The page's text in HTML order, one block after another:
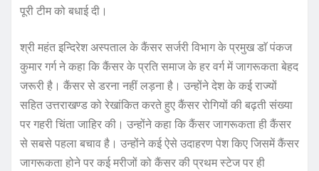
पूरी टीम को बधाई दी।
श्री महंत इन्दिरेश अस्पताल के कैंसर सर्जरी विभाग के प्रमुख डाॅ पंकज
कुमार गर्ग ने कहा कि कैंसर के प्रति समाज के हर वर्ग में जागरूकता बेहद
जरूरी है। कैंसर से डरना नहीं लड़ना है। उन्होंने देश के कई राज्यों
सहित उत्तराखण्ड को रेखांकित करते हुए कैंसर रोगियों की बढ़ती संख्या
पर गहरी चिंता जाहिर की। उन्होंने कहा कि कैंसर जागरूकता ही कैंसर
से सबसे पहला बचाव है। उन्होंने कई ऐसे उदाहरण पेश किए जिसमें कैंसर
जागरूकता होने पर कई मरीजों को कैंसर की प्रथम स्टेज पर ही